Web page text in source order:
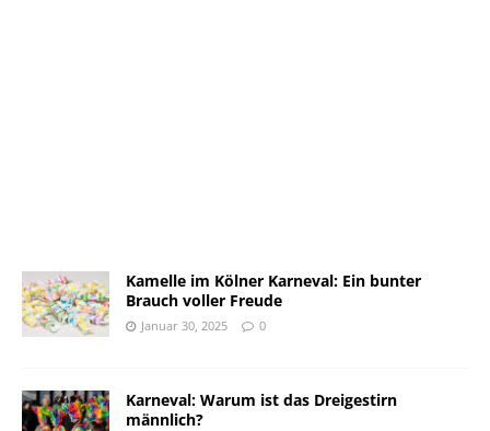
Kamelle im Kölner Karneval: Ein bunter
Brauch voller Freude
Januar 30, 2025 0
Karneval: Warum ist das Dreigestirn
männlich?